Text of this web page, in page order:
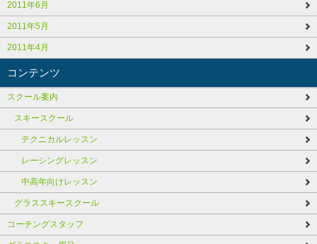
2011年6月
2011年5月
2011年4月
コンテンツ
スクール案内
スキースクール
テクニカルレッスン
レーシングレッスン
中高年向けレッスン
グラススキースクール
コーチングスタッフ